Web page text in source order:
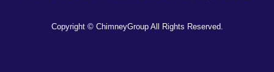
Copyright © ChimneyGroup All Rights Reserved.